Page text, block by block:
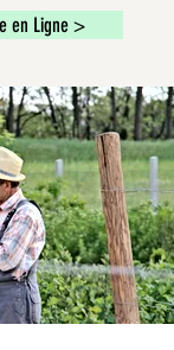
en Ligne >